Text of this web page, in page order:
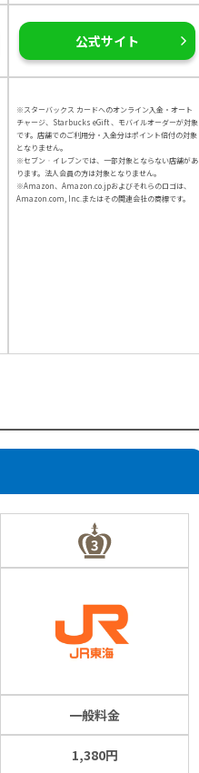
公式サイト
※スターバックス カードへのオンライン入金・オート
チャージ、Starbucks eGift 、モバイルオーダーが対象
です。店舗でのご利用分・入金分はポイント倍付の対象
となりません。
※セブン‐イレブンでは、一部対象とならない店舗があ
ります。法人会員の方は対象となりません。
※Amazon、Amazon.co.jpおよびそれらのロゴは、
Amazon.com, Inc.またはその関連会社の商標です。
一般料金
1,380円